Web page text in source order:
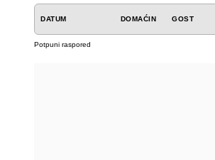
DATUM DOMAĆIN GOST
Potpuni raspored